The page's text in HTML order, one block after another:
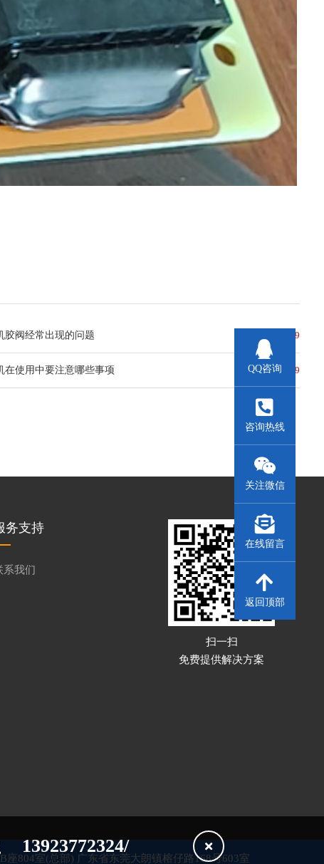
胶阀经常出现的问题 2021-03-29
在使用中要注意哪些事项 2021-03-29
务支持
系我们
扫一扫
免费提供解决方案
804室(总部) 广东省东莞大朗镇榕仔路168号603室
QQ咨询
咨询热线
关注微信
在线留言
返回顶部
13923772324/